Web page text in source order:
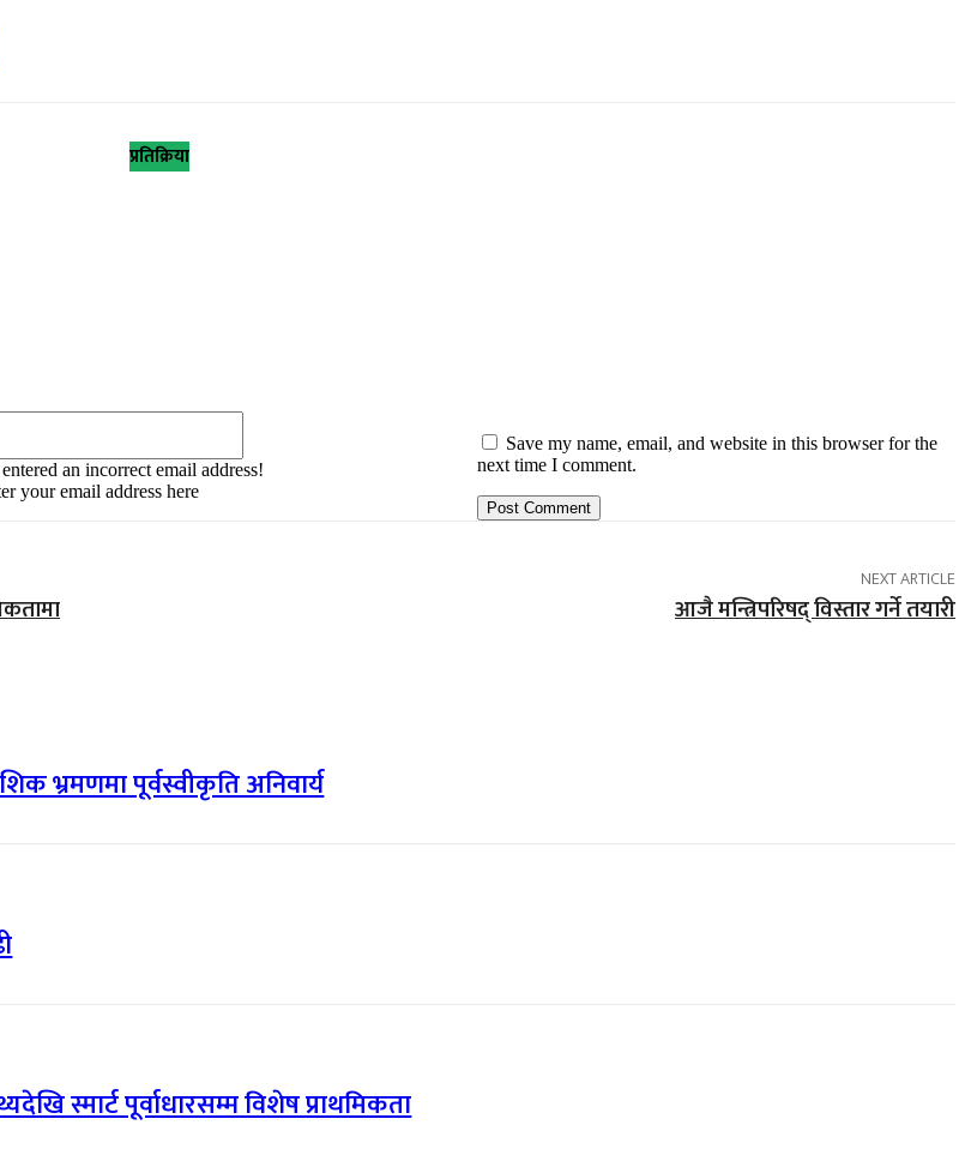
प्रतिक्रिया
an incorrect email address!
your email address here
Save my name, email, and website in this browser for the
next time I comment.
NEXT ARTICLE
आजै मन्त्रिपरिषद् विस्तार गर्ने तयारी
भ्रमणमा पूर्वस्वीकृति अनिवार्य
स्मार्ट पूर्वाधारसम्म विशेष प्राथमिकता